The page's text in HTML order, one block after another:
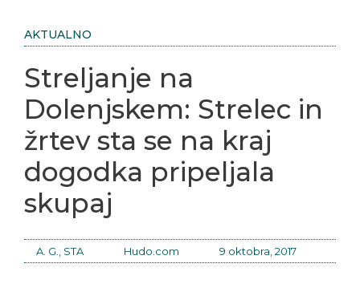
AKTUALNO
Streljanje na
Dolenjskem: Strelec in
žrtev sta se na kraj
dogodka pripeljala
skupaj
A. G., STA Hudo.com 9 oktobra, 2017